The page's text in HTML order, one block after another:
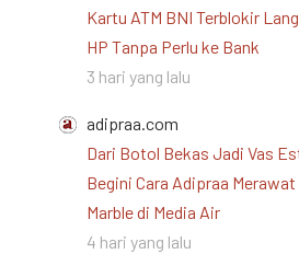
Kartu ATM BNI Terblokir
HP Tanpa Perlu ke Bank
3 hari yang lalu
adipraa.com
Dari Botol Bekas Jadi Vas
Begini Cara Adipraa Merawat
Marble di Media Air
4 hari yang lalu